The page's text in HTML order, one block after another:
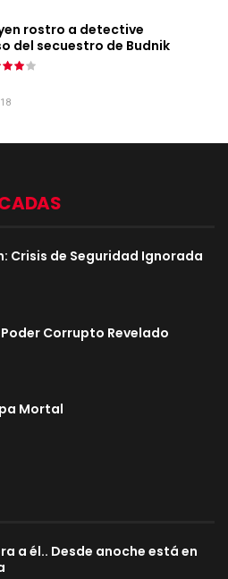
rostro a detective
del secuestro de Budnik
Crisis de Seguridad Ignorada
Corrupto Revelado
Mortal
a él.. Desde anoche está en